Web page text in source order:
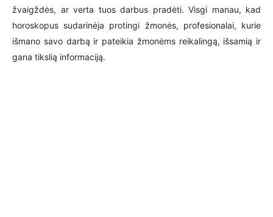
žvaigždės, ar verta tuos darbus pradėti. Visgi manau, kad
horoskopus sudarinėja protingi žmonės, profesionalai, kurie
išmano savo darbą ir pateikia žmonėms reikalingą, išsamią ir
gana tikslią informaciją.